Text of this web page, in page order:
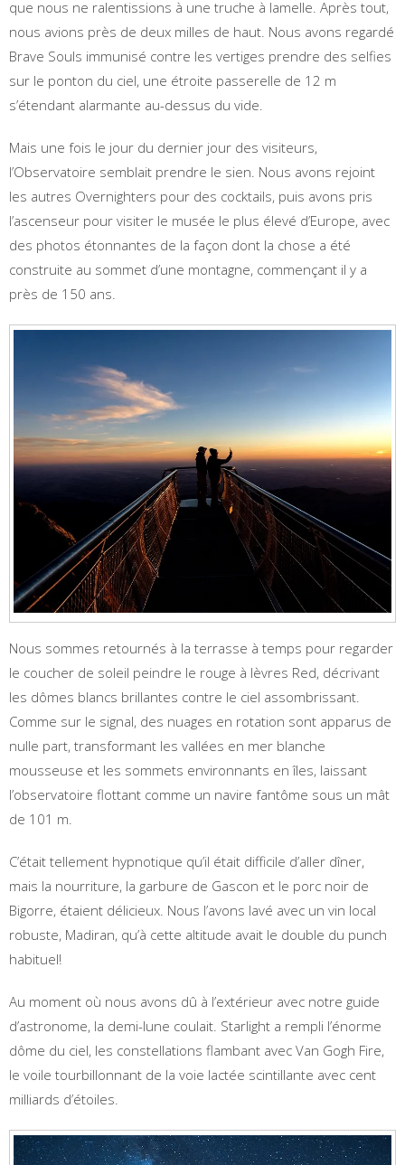
que nous ne ralentissions à une truche à lamelle. Après tout,
nous avions près de deux milles de haut. Nous avons regardé
Brave Souls immunisé contre les vertiges prendre des selfies
sur le ponton du ciel, une étroite passerelle de 12 m
s’étendant alarmante au-dessus du vide.
Mais une fois le jour du dernier jour des visiteurs,
l’Observatoire semblait prendre le sien. Nous avons rejoint
les autres Overnighters pour des cocktails, puis avons pris
l’ascenseur pour visiter le musée le plus élevé d’Europe, avec
des photos étonnantes de la façon dont la chose a été
construite au sommet d’une montagne, commençant il y a
près de 150 ans.
Nous sommes retournés à la terrasse à temps pour regarder
le coucher de soleil peindre le rouge à lèvres Red, décrivant
les dômes blancs brillantes contre le ciel assombrissant.
Comme sur le signal, des nuages en rotation sont apparus de
nulle part, transformant les vallées en mer blanche
mousseuse et les sommets environnants en îles, laissant
l’observatoire flottant comme un navire fantôme sous un mât
de 101 m.
C’était tellement hypnotique qu’il était difficile d’aller dîner,
mais la nourriture, la garbure de Gascon et le porc noir de
Bigorre, étaient délicieux. Nous l’avons lavé avec un vin local
robuste, Madiran, qu’à cette altitude avait le double du punch
habituel!
Au moment où nous avons dû à l’extérieur avec notre guide
d’astronome, la demi-lune coulait. Starlight a rempli l’énorme
dôme du ciel, les constellations flambant avec Van Gogh Fire,
le voile tourbillonnant de la voie lactée scintillante avec cent
milliards d’étoiles.